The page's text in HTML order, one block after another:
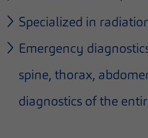
Specialized in
Emergency
spine, thorax,
diagnostics of the